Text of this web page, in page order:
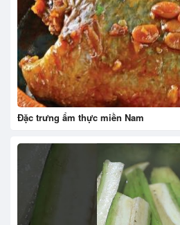
Đặc trưng ẩm thực miền Nam